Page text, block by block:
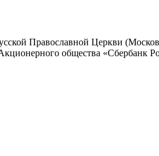
Православной Церкви
общества «Сбербанк